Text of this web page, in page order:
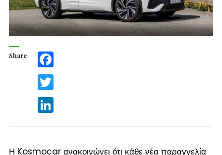
Share Facebook
Twitter
LinkedIn
Η Kosmocar ανακοινώνει ότι κάθε νέα παραγγελία